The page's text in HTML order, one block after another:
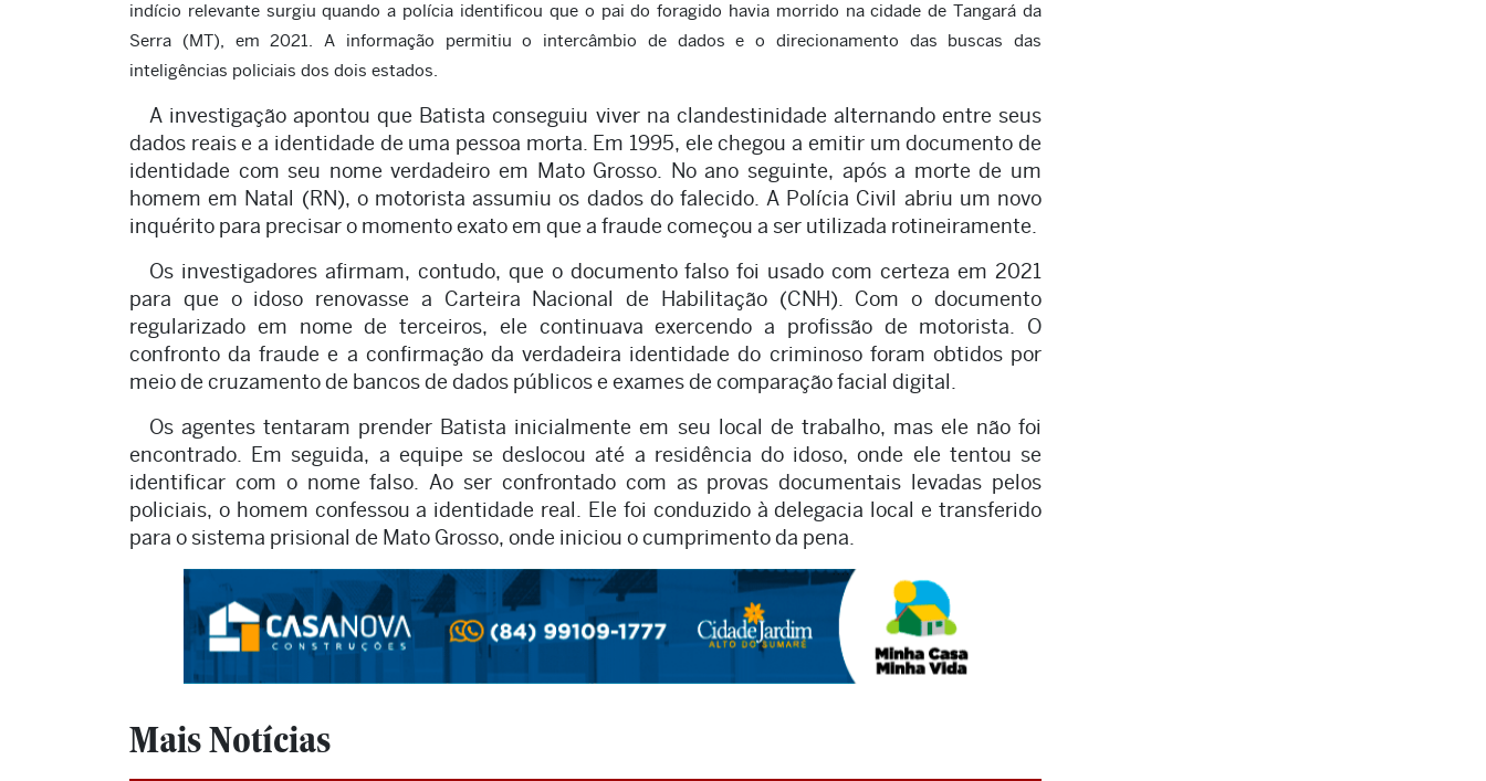
indício relevante surgiu quando a polícia identificou que o pai do foragido havia morrido na cidade de Tangará da
Serra (MT), em 2021. A informação permitiu o intercâmbio de dados e o direcionamento das buscas das
inteligências policiais dos dois estados.
A investigação apontou que Batista conseguiu viver na clandestinidade alternando entre seus
dados reais e a identidade de uma pessoa morta. Em 1995, ele chegou a emitir um documento de
identidade com seu nome verdadeiro em Mato Grosso. No ano seguinte, após a morte de um
homem em Natal (RN), o motorista assumiu os dados do falecido. A Polícia Civil abriu um novo
inquérito para precisar o momento exato em que a fraude começou a ser utilizada rotineiramente.
Os investigadores afirmam, contudo, que o documento falso foi usado com certeza em 2021
para que o idoso renovasse a Carteira Nacional de Habilitação (CNH). Com o documento
regularizado em nome de terceiros, ele continuava exercendo a profissão de motorista. O
confronto da fraude e a confirmação da verdadeira identidade do criminoso foram obtidos por
meio de cruzamento de bancos de dados públicos e exames de comparação facial digital.
Os agentes tentaram prender Batista inicialmente em seu local de trabalho, mas ele não foi
encontrado. Em seguida, a equipe se deslocou até a residência do idoso, onde ele tentou se
identificar com o nome falso. Ao ser confrontado com as provas documentais levadas pelos
policiais, o homem confessou a identidade real. Ele foi conduzido à delegacia local e transferido
para o sistema prisional de Mato Grosso, onde iniciou o cumprimento da pena.
Mais Notícias